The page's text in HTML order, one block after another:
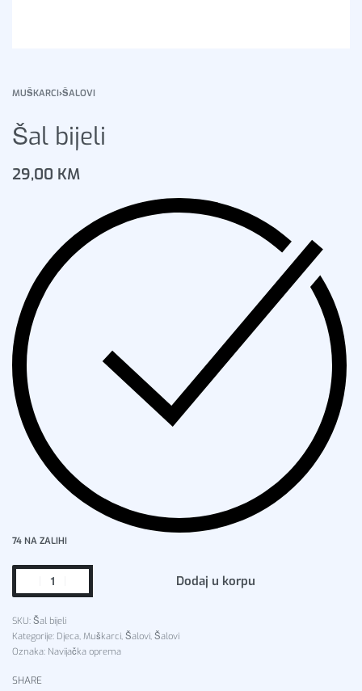
MUŠKARCI›ŠALOVI
Šal bijeli
29,00 KM
74 NA ZALIHI
Dodaj u korpu
Šal bijeli
Kategorije: Djeca, Muškarci, Šalovi, Šalovi
Oznaka: Navijačka oprema
SHARE